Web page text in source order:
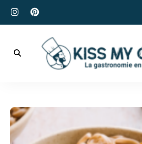
My
Chef